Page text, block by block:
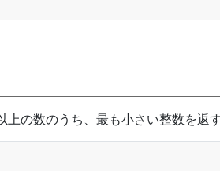
の数のうち、最も小さい整数を返